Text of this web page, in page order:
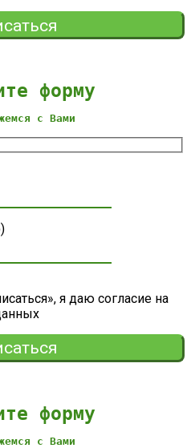
форму
с Вами
я даю согласие на
форму
с Вами